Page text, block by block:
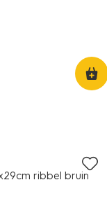
ribbel bruin